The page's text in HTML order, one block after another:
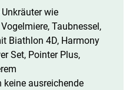
wie
Taubnessel,
Biathlon 4D, Harmony
Set, Pointer Plus,
keine ausreichende